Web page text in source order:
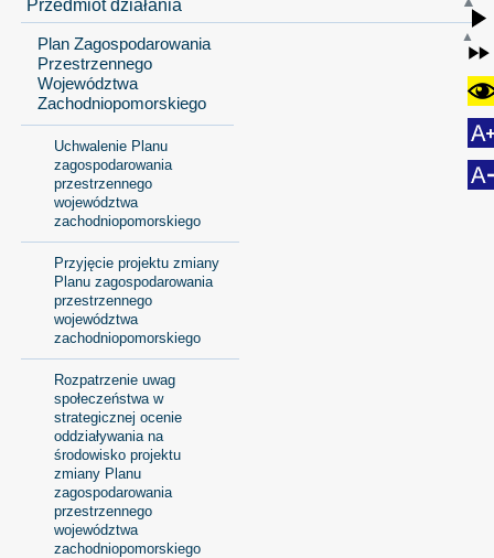
Przedmiot działania
Plan Zagospodarowania
Przestrzennego
Województwa
Zachodniopomorskiego
Uchwalenie Planu
zagospodarowania
przestrzennego
województwa
zachodniopomorskiego
Przyjęcie projektu zmiany
Planu zagospodarowania
przestrzennego
województwa
zachodniopomorskiego
Rozpatrzenie uwag
społeczeństwa w
strategicznej ocenie
oddziaływania na
środowisko projektu
zmiany Planu
zagospodarowania
przestrzennego
województwa
zachodniopomorskiego